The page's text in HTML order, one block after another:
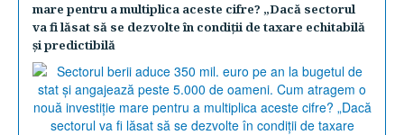
mare pentru a multiplica aceste cifre? „Dacă sectorul
va fi lăsat să se dezvolte în condiţii de taxare echitabilă
şi predictibilă